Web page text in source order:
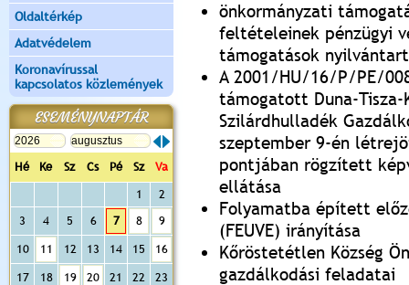
Oldaltérkép
Adatvédelem
Koronavírussal
kapcsolatos közlemények
ESEMÉNYNAPTÁR
Hé Ke Sz Cs Pé Sz
Va
1
2
3
4 5 6 7 8 9
10 11 12 13 14 15 16
17 18 19 20 21 22
23
önkormányzati
feltételeinek pénzügyi
támogatások
A 2001/HU/16/P/PE/
támogatott Duna-Tisza-
Szilárdhulladék
szeptember 9-én
pontjában rögzített
ellátása
Folyamatba épített
(FEUVE) irányítása
Kőröstetétlen Község
gazdálkodási feladatai